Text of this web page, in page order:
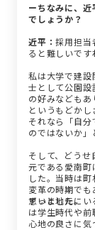
ーちなみに、
でしょうか？
近平：採用担当
ると難しいです
私は大学で建
士として公園設
の好みなども
というもどかし
それなら「自
のではないか」
そして、どう
元である愛南町
した。当時は
変革の時期で
思いました。
ずっと地元に
は学生時代や
心地の良さに気